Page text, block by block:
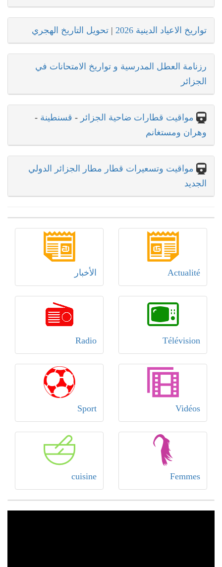
تواريخ الاعياد الدينية 2026 | تحويل التاريخ الهجري
رزنامة العطل المدرسية و تواريخ الامتحانات في
الجزائر
مواقيت قطارات ضاحية الجزائر - قسنطينة -
وهران ومستغانم
مواقيت وتسعيرات قطار مطار الجزائر الدولي
الجديد
Actualité الأخبار
Télévision
Radio
Vidéos
Sport
Femmes
cuisine